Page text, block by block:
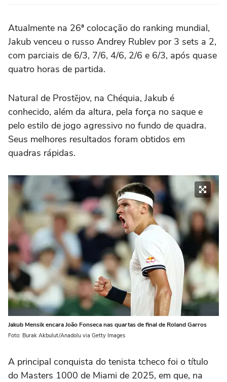
Atualmente na 26ª colocação do ranking mundial,
Jakub venceu o russo Andrey Rublev por 3 sets a 2,
com parciais de 6/3, 7/6, 4/6, 2/6 e 6/3, após quase
quatro horas de partida.
Natural de Prostějov, na Chéquia, Jakub é
conhecido, além da altura, pela força no saque e
pelo estilo de jogo agressivo no fundo de quadra.
Seus melhores resultados foram obtidos em
quadras rápidas.
Jakub Mensik encara João Fonseca nas quartas de final de Roland Garros
Foto: Burak Akbulut/Anadolu via Getty Images
A principal conquista do tenista tcheco foi o título
do Masters 1000 de Miami de 2025, em que, na